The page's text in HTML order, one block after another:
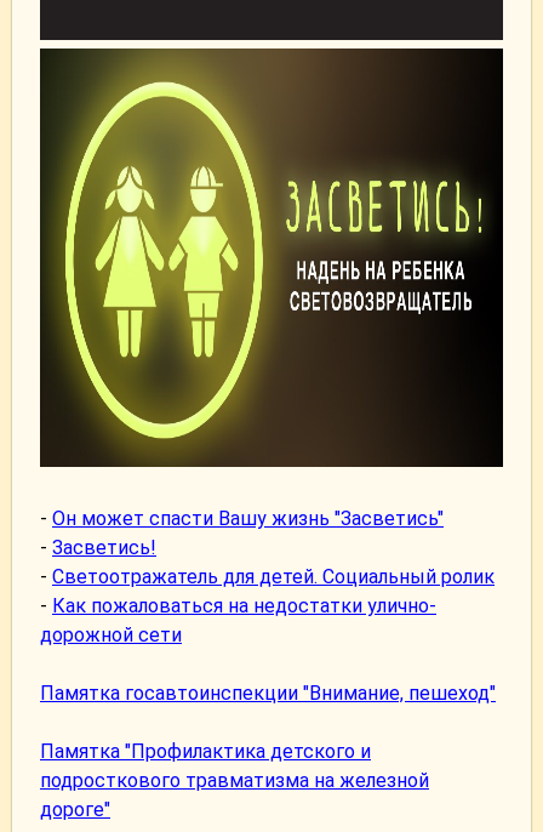
- Он может спасти Вашу жизнь "Засветись"
- Засветись!
- Светоотражатель для детей. Социальный ролик
- Как пожаловаться на недостатки улично-
дорожной сети
Памятка госавтоинспекции "Внимание, пешеход"
Памятка "Профилактика детского и
подросткового травматизма на железной
дороге"